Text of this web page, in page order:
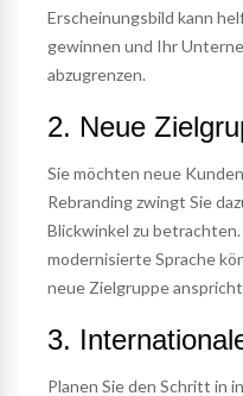
Erscheinungsbild kann
gewinnen und Ihr
abzugrenzen.
2. Neue
Sie möchten neue
Rebranding zwingt Sie
Blickwinkel zu
modernisierte Sprache
neue Zielgruppe
3.
Planen Sie den Schritt in